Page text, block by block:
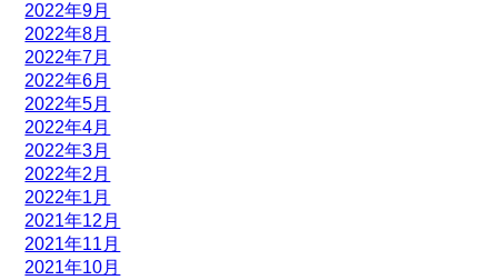
2022年9月
2022年8月
2022年7月
2022年6月
2022年5月
2022年4月
2022年3月
2022年2月
2022年1月
2021年12月
2021年11月
2021年10月